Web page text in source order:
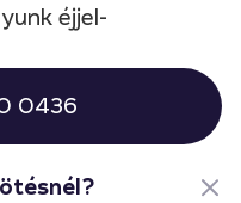
éjjel-
0436